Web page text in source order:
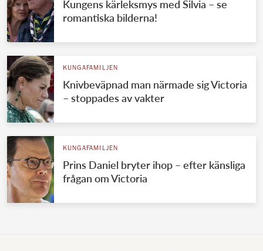
Kungens kärleksmys med Silvia – se
romantiska bilderna!
KUNGAFAMILJEN
Knivbeväpnad man närmade sig Victoria
– stoppades av vakter
KUNGAFAMILJEN
Prins Daniel bryter ihop – efter känsliga
frågan om Victoria